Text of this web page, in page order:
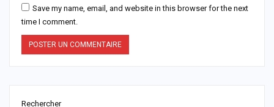
Save my name, email, and website in this browser for the next
time I comment.
Rechercher